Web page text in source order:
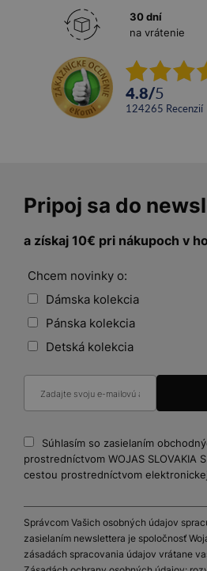
30 dní
na vrátenie
4.8/5
124265 recenzií
Pripoj sa do
a získaj 10€ pri nákupoch v
Chcem novinky o:
Dámska kolekcia
Pánska kolekcia
Detská kolekcia
Súhlasím so zasielaním
prostredníctvom WOJAS SLOVAKIA
cestou prostredníctvom
Správcom Vašich osobných údajov
zasielaním newslettera je spoločnosť
zásadách spracovania údajov vrátane